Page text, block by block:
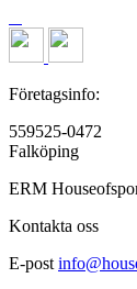
Företagsinfo:
559525-0472
Falköping
ERM
Kontakta oss
E-post